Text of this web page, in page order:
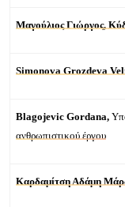
Μαγούλιος Γιώργος,
Simonova Grozdeva
Blagojevic Gordana,
ανθρωπιστικού έργου
Καρδαμίτση Αδάμη